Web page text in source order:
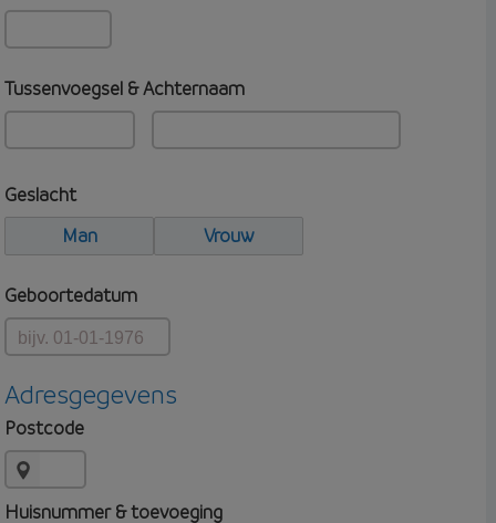
Tussenvoegsel & Achternaam
Geslacht
Man
Vrouw
Geboortedatum
Adresgegevens
Postcode
Huisnummer & toevoeging